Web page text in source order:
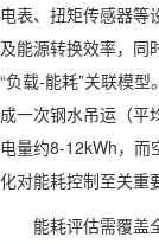
电表、扭矩传感器等
及能源转换效率，同
“负载-能耗”关联模
成一次钢水吊运（平
电量约8-12kWh，而
化对能耗控制至关重
能耗评估需覆盖